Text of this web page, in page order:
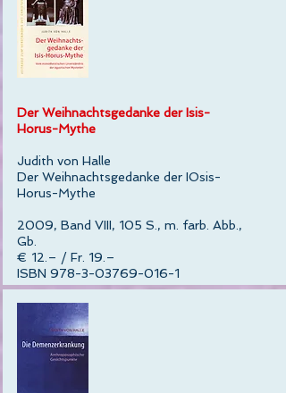
Der Weihnachtsgedanke der Isis-
Horus-Mythe
Judith von Halle
Der Weihnachtsgedanke der IOsis-
Horus-Mythe
2009, Band VIII, 105 S., m. farb. Abb.,
Gb.
€ 12.– / Fr. 19.–
ISBN 978-3-03769-016-1